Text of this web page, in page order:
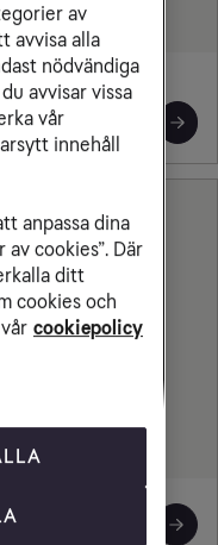
serier, filmer
av
avvisa alla
nödvändiga
avvisar vissa
vår
innehåll
anpassa dina
cookies”. Där
ditt
cookies och
cookiepolicy